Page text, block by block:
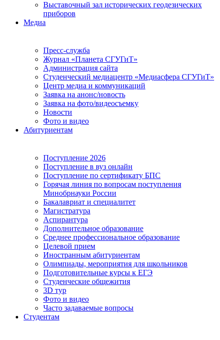
Выставочный зал исторических геодезических
приборов
Медиа
Пресс-служба
Журнал «Планета СГУГиТ»
Администрация сайта
Студенческий медиацентр «Медиасфера СГУГиТ»
Центр медиа и коммуникаций
Заявка на анонс/новость
Заявка на фото/видеосъемку
Новости
Фото и видео
Абитуриентам
Поступление 2026
Поступление в вуз онлайн
Поступление по сертификату БПС
Горячая линия по вопросам поступления
Минобрнауки России
Бакалавриат и специалитет
Магистратура
Аспирантура
Дополнительное образование
Среднее профессиональное образование
Целевой прием
Иностранным абитуриентам
Олимпиады, мероприятия для школьников
Подготовительные курсы к ЕГЭ
Студенческие общежития
3D тур
Фото и видео
Часто задаваемые вопросы
Студентам